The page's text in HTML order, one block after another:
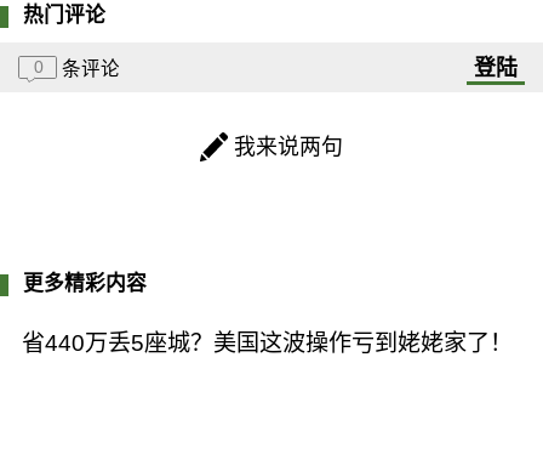
热门评论
0 条评论 登陆
我来说两句
更多精彩内容
省440万丢5座城？美国这波操作亏到姥姥家了！